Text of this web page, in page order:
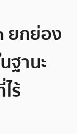
ยกย่อง
ฐานะ
ร้